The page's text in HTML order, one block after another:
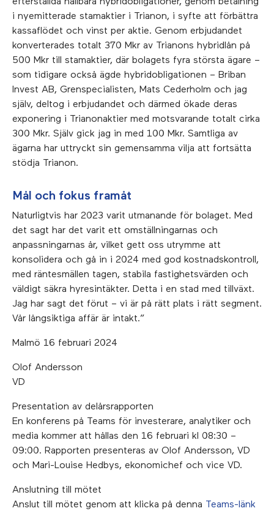
i nyemitterade stamaktier i Trianon, i syfte att förbättra
kassaflödet och vinst per aktie. Genom erbjudandet
konverterades totalt 370 Mkr av Trianons hybridlån på
500 Mkr till stamaktier, där bolagets fyra största ägare –
som tidigare också ägde hybridobligationen – Briban
Invest AB, Grenspecialisten, Mats Cederholm och jag
själv, deltog i erbjudandet och därmed ökade deras
exponering i Trianonaktier med motsvarande totalt cirka
300 Mkr. Själv gick jag in med 100 Mkr. Samtliga av
ägarna har uttryckt sin gemensamma vilja att fortsätta
stödja Trianon.
Mål och fokus framåt
Naturligtvis har 2023 varit utmanande för bolaget. Med
det sagt har det varit ett omställningarnas och
anpassningarnas år, vilket gett oss utrymme att
konsolidera och gå in i 2024 med god kostnadskontroll,
med räntesmällen tagen, stabila fastighetsvärden och
väldigt säkra hyresintäkter. Detta i en stad med tillväxt.
Jag har sagt det förut – vi är på rätt plats i rätt segment.
Vår långsiktiga affär är intakt.”
Malmö 16 februari 2024
Olof Andersson
VD
Presentation av delårsrapporten
En konferens på Teams för investerare, analytiker och
media kommer att hållas den 16 februari kl 08:30 –
09:00. Rapporten presenteras av Olof Andersson, VD
och Mari-Louise Hedbys, ekonomichef och vice VD.
Anslutning till mötet
Anslut till mötet genom att klicka på denna
Teams-länk